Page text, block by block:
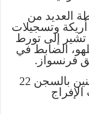
العديد من
أريكة وتسجيلات
تشير إلى تورط
الضابط في
فرنسواز.
وحكم في البداية على الإثنين بالسجن 22